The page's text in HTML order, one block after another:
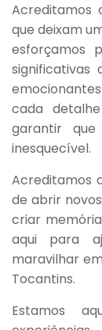
Acreditamos
que deixam
esforçamos
cada
garantir que
inesquecível.
Acreditamos
de abrir
criar
aqui para
maravilhar
Tocantins.
Estamos